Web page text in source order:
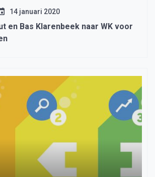
14 januari 2020
en Bas Klarenbeek naar WK voor